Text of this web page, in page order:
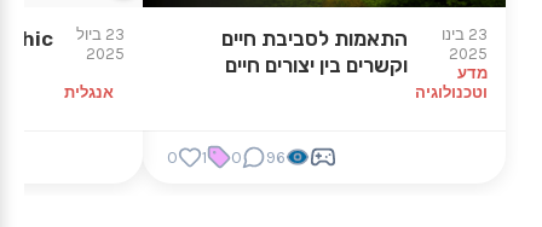
23 בינו
2025
מדע
וטכנולוגיה
התאמות לסביבת חיים
וקשרים בין יצורים חיים
96
0
1
0
23 ביול
2025
אנגלית